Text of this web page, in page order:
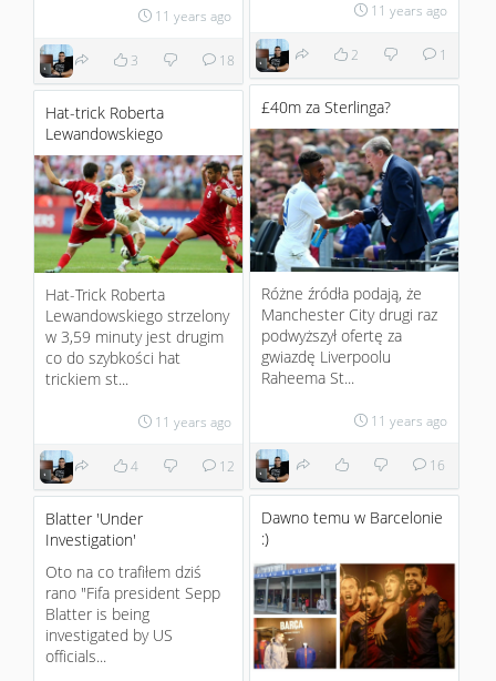
11 years ago
3 18
11 years ago
2 1
£40m za Sterlinga?
Różne źródła podają, że
Manchester City drugi raz
podwyższył ofertę za
gwiazdę Liverpoolu
Raheema St...
11 years ago
16
Hat-trick Roberta
Lewandowskiego
Hat-Trick Roberta
Lewandowskiego strzelony
w 3,59 minuty jest drugim
co do szybkości hat
trickiem st...
11 years ago
4 12
Dawno temu w Barcelonie
:)
Blatter 'Under
Investigation'
Oto na co trafiłem dziś
rano "Fifa president Sepp
Blatter is being
investigated by US
officials...